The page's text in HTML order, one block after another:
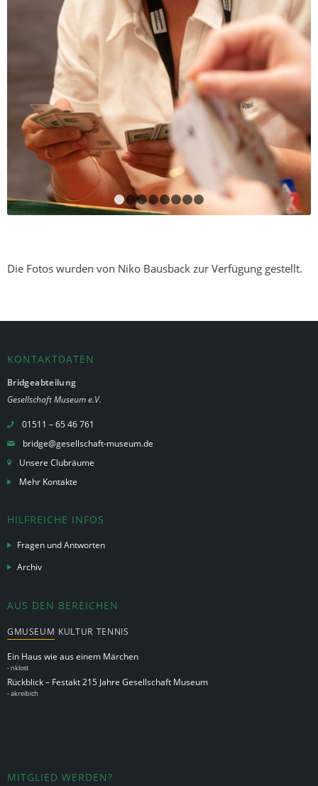
1 2 3 4 8
Die Fotos wurden von Niko Bausback zur Verfügung gestellt.
KONTAKTDATEN
Bridgeabteilung
Gesellschaft Museum e.V.
01511 – 65 46 761
bridge@gesellschaft-museum.de
Unsere Clubräume
Mehr Kontakte
HILFREICHE INFOS
Fragen und Antworten
Archiv
AUS DEN BEREICHEN
GMUSEUM KULTUR TENNIS
Ein Haus wie aus einem Märchen
nklost
Rückblick – Festakt 215 Jahre Gesellschaft Museum
akreibich
MITGLIED WERDEN?